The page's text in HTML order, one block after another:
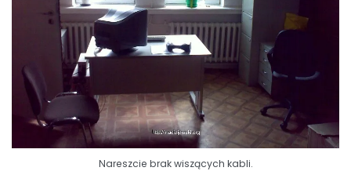
Nareszcie brak wiszących kabli.